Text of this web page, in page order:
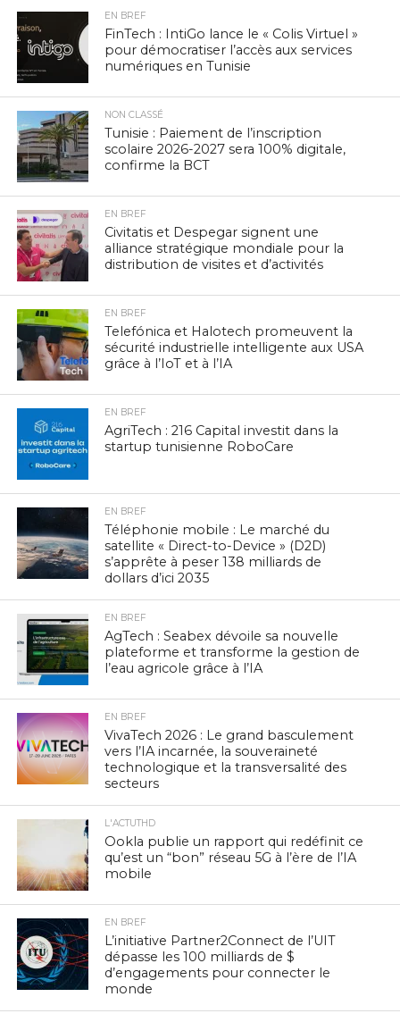
EN BREF
FinTech : IntiGo lance le « Colis Virtuel »
pour démocratiser l’accès aux services
numériques en Tunisie
NON CLASSÉ
Tunisie : Paiement de l’inscription
scolaire 2026-2027 sera 100% digitale,
confirme la BCT
EN BREF
Civitatis et Despegar signent une
alliance stratégique mondiale pour la
distribution de visites et d’activités
EN BREF
Telefónica et Halotech promeuvent la
sécurité industrielle intelligente aux USA
grâce à l’IoT et à l’IA
EN BREF
AgriTech : 216 Capital investit dans la
startup tunisienne RoboCare
EN BREF
Téléphonie mobile : Le marché du
satellite « Direct-to-Device » (D2D)
s’apprête à peser 138 milliards de
dollars d’ici 2035
EN BREF
AgTech : Seabex dévoile sa nouvelle
plateforme et transforme la gestion de
l’eau agricole grâce à l’IA
EN BREF
VivaTech 2026 : Le grand basculement
vers l’IA incarnée, la souveraineté
technologique et la transversalité des
secteurs
L'ACTUTHD
Ookla publie un rapport qui redéfinit ce
qu’est un “bon” réseau 5G à l’ère de l’IA
mobile
EN BREF
L’initiative Partner2Connect de l’UIT
dépasse les 100 milliards de $
d’engagements pour connecter le
monde